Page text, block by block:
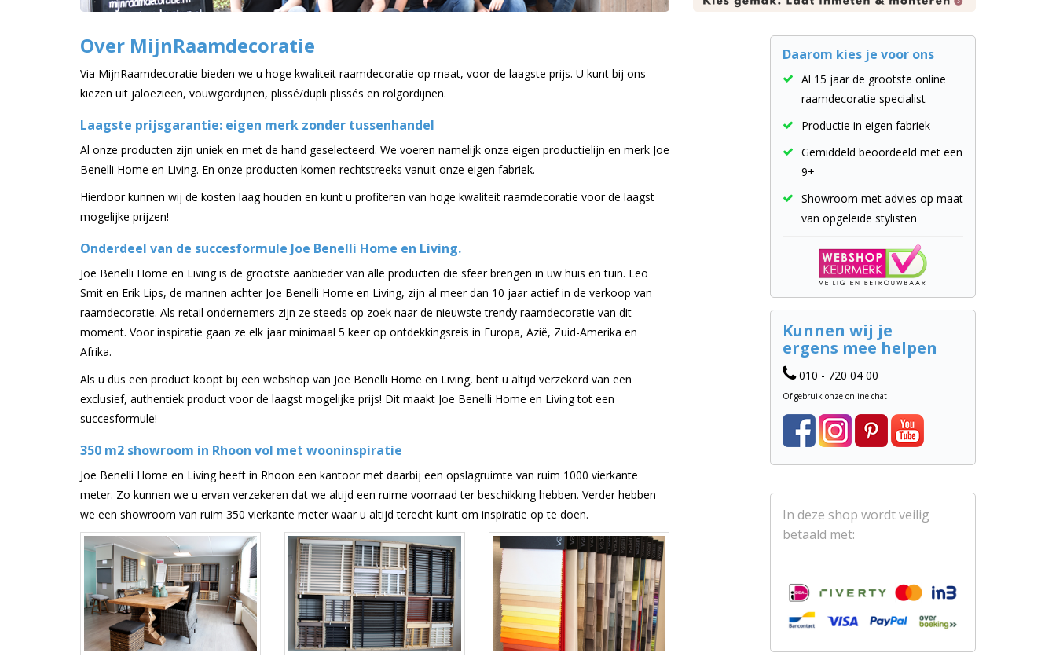
Over MijnRaamdecoratie
Via MijnRaamdecoratie bieden we u hoge kwaliteit raamdecoratie op maat, voor de laagste prijs. U kunt bij ons
kiezen uit jaloezieën, vouwgordijnen, plissé/dupli plissés en rolgordijnen.
Laagste prijsgarantie: eigen merk zonder tussenhandel
Al onze producten zijn uniek en met de hand geselecteerd. We voeren namelijk onze eigen productielijn en merk Joe
Benelli Home en Living. En onze producten komen rechtstreeks vanuit onze eigen fabriek.
Hierdoor kunnen wij de kosten laag houden en kunt u profiteren van hoge kwaliteit raamdecoratie voor de laagst
mogelijke prijzen!
Onderdeel van de succesformule Joe Benelli Home en Living.
Joe Benelli Home en Living is de grootste aanbieder van alle producten die sfeer brengen in uw huis en tuin. Leo
Smit en Erik Lips, de mannen achter Joe Benelli Home en Living, zijn al meer dan 10 jaar actief in de verkoop van
raamdecoratie. Als retail ondernemers zijn ze steeds op zoek naar de nieuwste trendy raamdecoratie van dit
moment. Voor inspiratie gaan ze elk jaar minimaal 5 keer op ontdekkingsreis in Europa, Azië, Zuid-Amerika en
Afrika.
Als u dus een product koopt bij een webshop van Joe Benelli Home en Living, bent u altijd verzekerd van een
exclusief, authentiek product voor de laagst mogelijke prijs! Dit maakt Joe Benelli Home en Living tot een
succesformule!
350 m2 showroom in Rhoon vol met wooninspiratie
Joe Benelli Home en Living heeft in Rhoon een kantoor met daarbij een opslagruimte van ruim 1000 vierkante
meter. Zo kunnen we u ervan verzekeren dat we altijd een ruime voorraad ter beschikking hebben. Verder hebben
we een showroom van ruim 350 vierkante meter waar u altijd terecht kunt om inspiratie op te doen.
Daarom kies je voor ons
Al 15 jaar de grootste online
raamdecoratie specialist
Productie in eigen fabriek
Gemiddeld beoordeeld met een
9+
Showroom met advies op maat
van opgeleide stylisten
Kunnen wij je
ergens mee helpen
010 - 720 04 00
Of gebruik onze online chat
In deze shop wordt veilig
betaald met: